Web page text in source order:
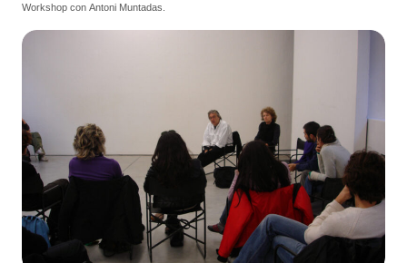
Workshop con Antoni Muntadas.